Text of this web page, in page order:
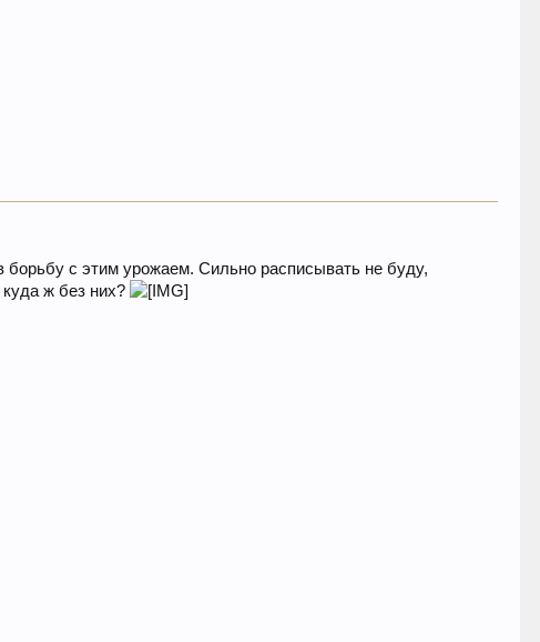
с этим урожаем. Сильно расписывать не буду,
ж без них?